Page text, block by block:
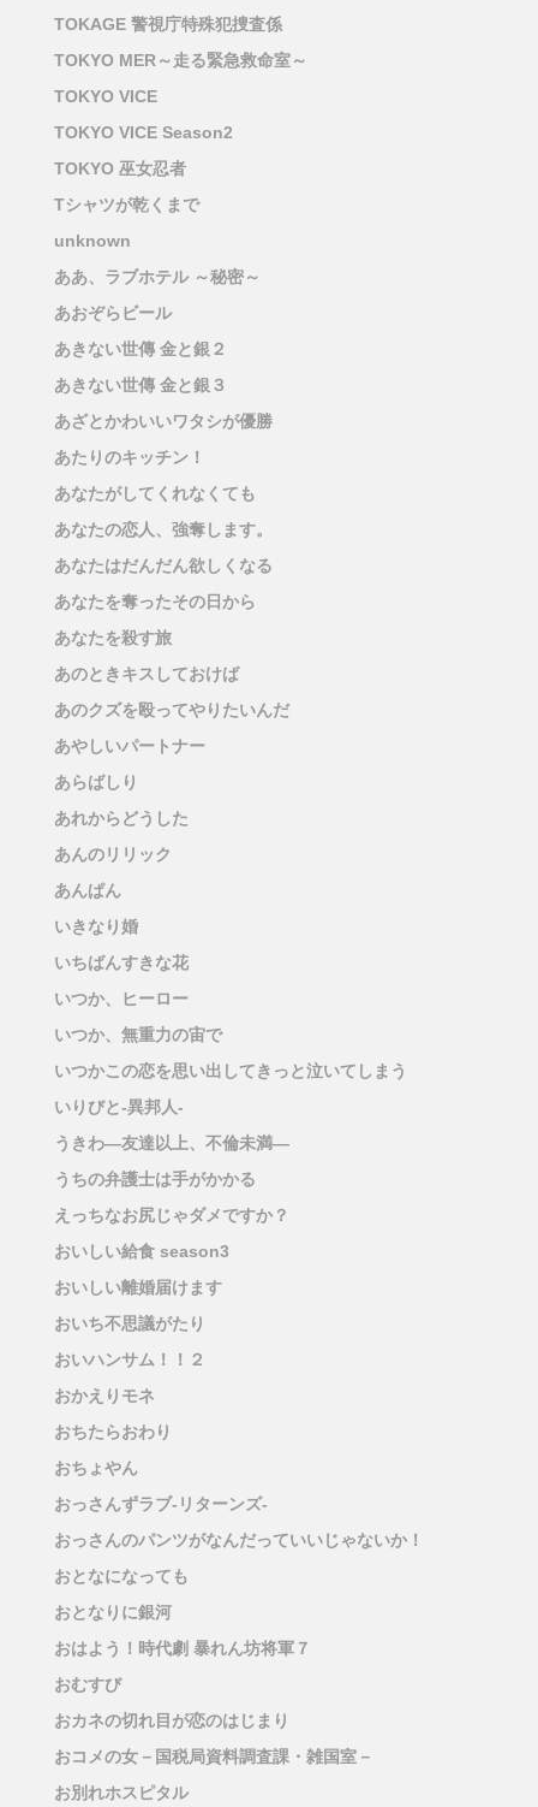
TOKAGE 警視庁特殊犯捜査係
TOKYO MER～走る緊急救命室～
TOKYO VICE
TOKYO VICE Season2
TOKYO 巫女忍者
Tシャツが乾くまで
unknown
ああ、ラブホテル ～秘密～
あおぞらビール
あきない世傳 金と銀２
あきない世傳 金と銀３
あざとかわいいワタシが優勝
あたりのキッチン！
あなたがしてくれなくても
あなたの恋人、強奪します。
あなたはだんだん欲しくなる
あなたを奪ったその日から
あなたを殺す旅
あのときキスしておけば
あのクズを殴ってやりたいんだ
あやしいパートナー
あらばしり
あれからどうした
あんのリリック
あんぱん
いきなり婚
いちばんすきな花
いつか、ヒーロー
いつか、無重力の宙で
いつかこの恋を思い出してきっと泣いてしまう
いりびと-異邦人-
うきわ―友達以上、不倫未満―
うちの弁護士は手がかかる
えっちなお尻じゃダメですか？
おいしい給食 season3
おいしい離婚届けます
おいち不思議がたり
おいハンサム！！２
おかえりモネ
おちたらおわり
おちょやん
おっさんずラブ-リターンズ-
おっさんのパンツがなんだっていいじゃないか！
おとなになっても
おとなりに銀河
おはよう！時代劇 暴れん坊将軍７
おむすび
おカネの切れ目が恋のはじまり
おコメの女－国税局資料調査課・雑国室－
お別れホスピタル